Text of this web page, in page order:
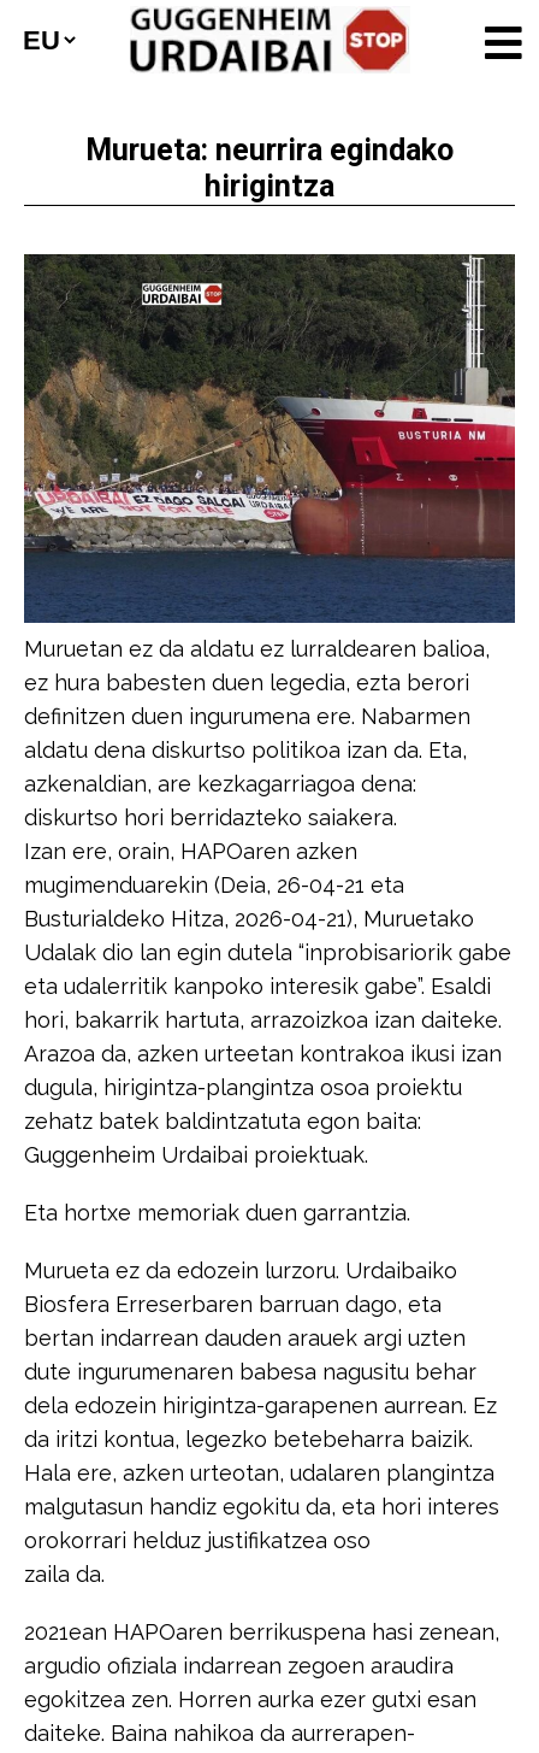
​Murueta: neurrira egindako
hirigintza​
Muruetan ez da aldatu ez lurraldearen balioa,
ez hura babesten duen legedia,​ ​ezta berori
definitzen duen ingurumena ere. Nabarmen
aldatu dena diskurtso​ ​politikoa izan da. Eta,
azkenaldian, are kezkagarriagoa dena:
diskurtso hori​ ​berridazteko saiakera.​
​Izan ere, orain, HAPOaren azken
mugimenduarekin (Deia, 26-04-21 eta​ ​
Busturialdeko Hitza, 2026-04-21), Muruetako
Udalak dio lan egin dutela​ ​“inprobisariorik gabe
eta udalerritik kanpoko interesik gabe”. Esaldi
hori, bakarrik​ ​hartuta, arrazoizkoa izan daiteke.
Arazoa da, azken urteetan kontrakoa ikusi izan​ ​
dugula, hirigintza-plangintza osoa proiektu
zehatz batek baldintzatuta egon​ ​baita:
Guggenheim Urdaibai proiektuak.​
​Eta hortxe memoriak duen garrantzia.​
​Murueta ez da edozein lurzoru. Urdaibaiko
Biosfera Erreserbaren barruan dago,​ ​eta
bertan indarrean dauden arauek argi uzten
dute ingurumenaren babesa​ ​nagusitu behar
dela edozein hirigintza-garapenen aurrean. Ez
da iritzi kontua,​ ​legezko betebeharra baizik.
Hala ere, azken urteotan, udalaren plangintza​ ​
malgutasun handiz egokitu da, eta hori interes
orokorrari helduz justifikatzea oso​
​zaila da.​
​2021ean HAPOaren berrikuspena hasi zenean,
argudio ofiziala indarrean zegoen​ ​araudira
egokitzea zen. Horren aurka ezer gutxi esan
daiteke. Baina nahikoa da​ ​aurrerapen-